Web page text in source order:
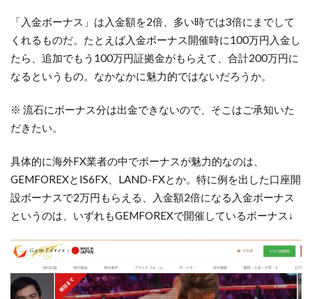
「入金ボーナス」は入金額を2倍、多い時では3倍にまでして
くれるものだ。たとえば入金ボーナス開催時に100万円入金し
たら、追加でもう100万円証拠金がもらえて、合計200万円に
なるというもの。なかなかに魅力的ではないだろうか。
※ 流石にボーナス分は出金できないので、そこはご承知いた
だきたい。
具体的に海外FX業者の中でボーナスが魅力的なのは、
GEMFOREXとIS6FX、LAND-FXとか。特に例を出した口座開
設ボーナスで2万円もらえる、入金額2倍になる入金ボーナス
というのは、いずれもGEMFOREXで開催しているボーナス↓